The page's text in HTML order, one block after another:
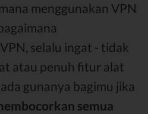
menggunakan VPN
selalu ingat - tidak
atau penuh fitur alat
gunanya bagimu jika
semua